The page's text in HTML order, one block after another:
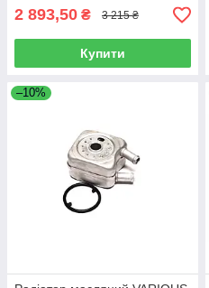
2 893,50 ₴ 3 215 ₴
Купити
–10%